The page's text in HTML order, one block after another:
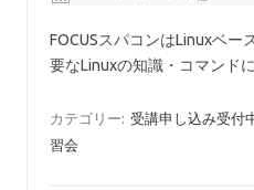
FOCUSスパコンはLinuxベー
要なLinuxの知識・コマンド
カテゴリー: 受講申し込み受付
習会